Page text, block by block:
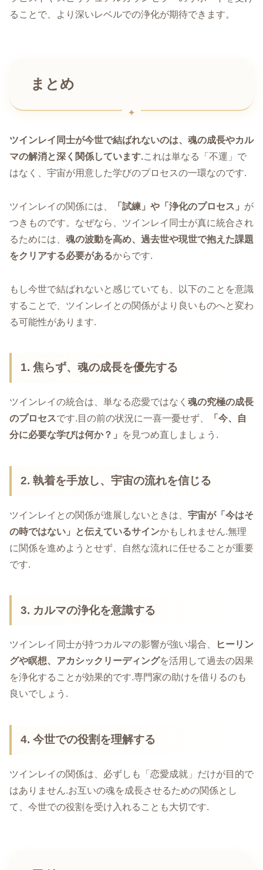
ることで、より深いレベルでの浄化が期待できます。
まとめ
ツインレイ同士が今世で結ばれないのは、魂の成長やカル
マの解消と深く関係しています.これは単なる「不運」で
はなく、宇宙が用意した学びのプロセスの一環なのです.
ツインレイの関係には、 「試練」や「浄化のプロセス」 が
つきものです。なぜなら、ツインレイ同士が真に統合され
るためには、 魂の波動を高め、過去世や現世で抱えた課題
をクリアする必要があるからです.
もし今世で結ばれないと感じていても、以下のことを意識
することで、ツインレイとの関係がより良いものへと変わ
る可能性があります.
1.焦らず、魂の成長を優先する
ツインレイの統合は、単なる恋愛ではなく 魂の究極の成長
のプロセスです.目の前の状況に一喜一憂せず、
「今、自
分に必要な学びは何か？」
を見つめ直しましょう.
2.執着を手放し、宇宙の流れを信じる
ツインレイとの関係が進展しないときは、 宇宙が「今はそ
の時ではない」と伝えているサインかもしれません.無理
に関係を進めようとせず、自然な流れに任せることが重要
です.
3. カルマの浄化を意識する
ツインレイ同士が持つカルマの影響が強い場合、
ヒーリン
グや瞑想、アカシックリーディングを活用して過去の因果
を浄化することが効果的です.専門家の助けを借りるのも
良いでしょう.
4.今世での役割を理解する
ツインレイの関係は、必ずしも「恋愛成就」だけが目的で
はありません.お互いの魂を成長させるための関係とし
て、今世での役割を受け入れることも大切です.